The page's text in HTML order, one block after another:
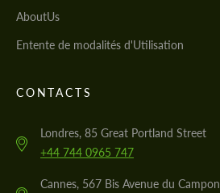
AboutUs
Entente de modalités d'Utilisation
CONTACTS
Londres, 85 Great Portland Street
+44 744 0965 747
Cannes, 567 Bis Avenue du Campon